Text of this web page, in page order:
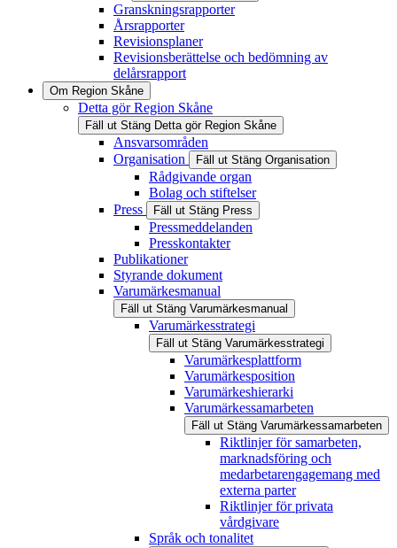
Granskningsrapporter
Årsrapporter
Revisionsplaner
Revisionsberättelse och bedömning av
delårsrapport
Om Region Skåne
Detta gör Region Skåne
Fäll ut Stäng Detta gör Region Skåne
Ansvarsområden
Organisation
Fäll ut Stäng Organisation
Rådgivande organ
Bolag och stiftelser
Press
Fäll ut Stäng Press
Pressmeddelanden
Presskontakter
Publikationer
Styrande dokument
Varumärkesmanual
Fäll ut Stäng Varumärkesmanual
Varumärkesstrategi
Fäll ut Stäng Varumärkesstrategi
Varumärkesplattform
Varumärkesposition
Varumärkeshierarki
Varumärkessamarbeten
Fäll ut Stäng Varumärkessamarbeten
Riktlinjer för samarbeten,
marknadsföring och
medarbetarengagemang med
externa parter
Riktlinjer för privata
vårdgivare
Språk och tonalitet